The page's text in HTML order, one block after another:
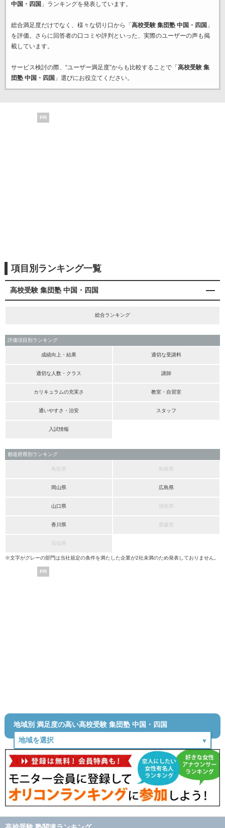
中国・四国 」ランキングを発表しています。
総合満足度だけでなく、様々な切り口から「 高校受験 集団塾 中国・四国 」
を評価。さらに回答者の口コミや評判といった、実際のユーザーの声も掲
載しています。
サービス検討の際、“ユーザー満足度”からも比較することで「 高校受験 集
団塾 中国・四国 」選びにお役立てください。
PR
項目別ランキング一覧
高校受験 集団塾 中国・四国
総合ランキング
評価項目別ランキング
成績向上・結果 適切な受講料
適切な人数・クラス 講師
カリキュラムの充実さ 教室・自習室
通いやすさ・治安 スタッフ
入試情報
都道府県別ランキング
鳥取県 島根県
岡山県 広島県
山口県 徳島県
香川県 愛媛県
高知県
※文字がグレーの部門は当社規定の条件を満たした企業が2社未満のため発表しておりません。
PR
地域別 満足度の高い高校受験 集団塾 中国・四国